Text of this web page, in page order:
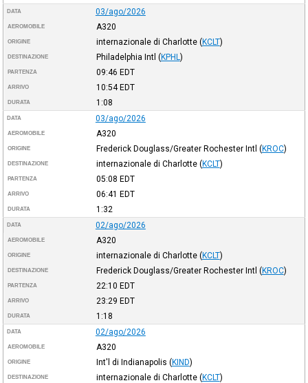
DATA 03/ago/2026
AEROMOBILE A320
ORIGINE internazionale di Charlotte (KCLT)
DESTINAZIONE Philadelphia Intl (KPHL )
PARTENZA 09:46 EDT
ARRIVO 10:54EDT
DURATA 1:08
DATA 03/ago/2026
AEROMOBILE A320
ORIGINE Frederick Douglass/Greater Rochester Intl (KROC)
DESTINAZIONE internazionale di Charlotte (KCLT)
PARTENZA 05:08 EDT
ARRIVO 06:41 EDT
DURATA 1:32
DATA 02/ago/2026
AEROMOBILE A320
ORIGINE internazionale di Charlotte (KCLT)
DESTINAZIONE Frederick Douglass/Greater Rochester Intl (KROC)
PARTENZA 22:10 EDT
ARRIVO 23:29 EDT
DURATA 1:18
DATA 02/ago/2026
AEROMOBILE A320
ORIGINE Int'l di Indianapolis (KIND)
DESTINAZIONE internazionale di Charlotte (KCLT)